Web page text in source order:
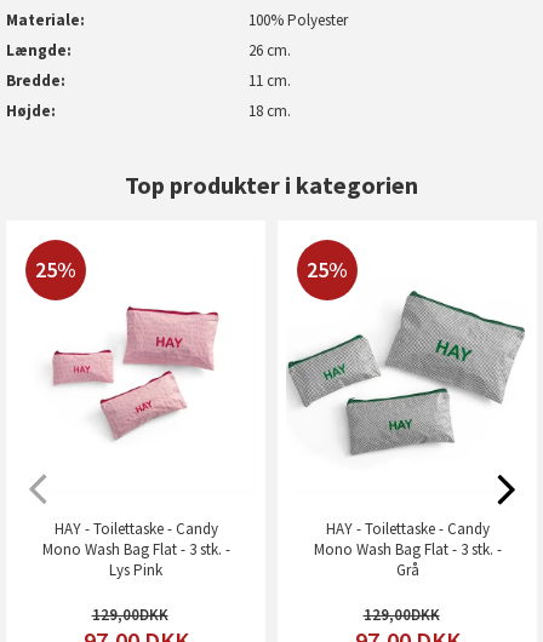
Materiale
100% Polyester
Længde
26 cm.
Bredde
11 cm.
Højde
18 cm.
Top produkter i kategorien
25%
HAY - Toilettaske - Candy
Mono Wash Bag Flat - 3 stk. -
Lys Pink
129,00
25%
HAY - Toilettaske - Candy
Mono Wash Bag Flat - 3 stk. -
Grå
129,00